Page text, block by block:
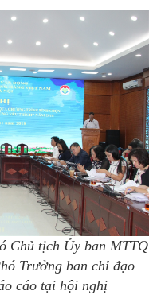
Chủ tịch Ủy ban MTTQ
Trưởng ban chỉ đạo
cáo tại hội nghị